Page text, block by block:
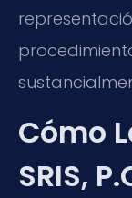
Cómo
SRIS,